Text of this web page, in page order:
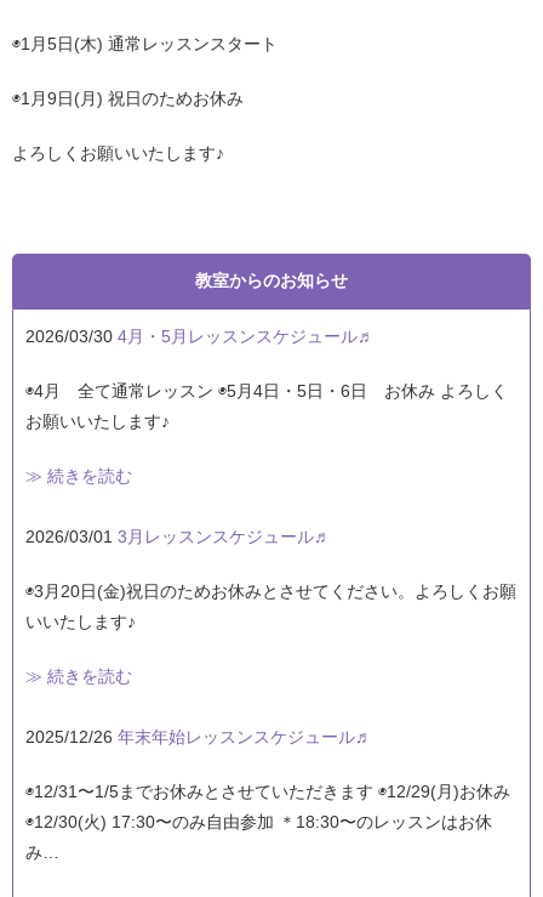
◉1月5日(木) 通常レッスンスタート
◉1月9日(月) 祝日のためお休み
よろしくお願いいたします♪
教室からのお知らせ
2026/03/30 4月・5月レッスンスケジュール♬
◉4月 全て通常レッスン ◉5月4日・5日・6日 お休み よろしく
お願いいたします♪
≫ 続きを読む
2026/03/01 3月レッスンスケジュール♬
◉3月20日(金)祝日のためお休みとさせてください。よろしくお願
いいたします♪
≫ 続きを読む
2025/12/26 年末年始レッスンスケジュール♬
◉12/31〜1/5までお休みとさせていただきます ◉12/29(月)お休み
◉12/30(火) 17:30〜のみ自由参加 ＊18:30〜のレッスンはお休
み…